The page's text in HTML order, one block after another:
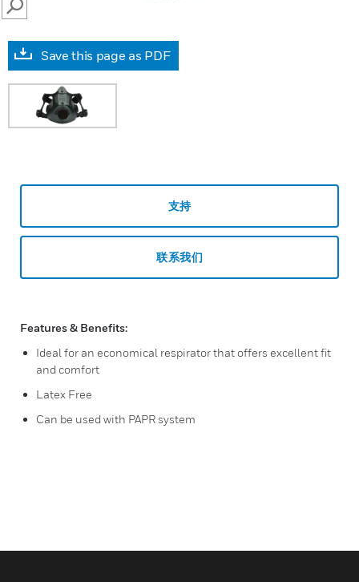
SEARCH
Save this page as PDF
支持
联系我们
Features & Benefits:
Ideal for an economical respirator that offers excellent fit
and comfort
Latex Free
Can be used with PAPR system